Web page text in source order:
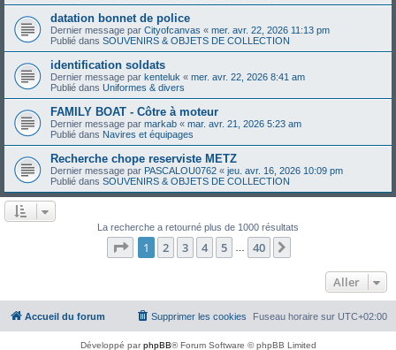
datation bonnet de police
Dernier message par Cityofcanvas « mer. avr. 22, 2026 11:13 pm
Publié dans SOUVENIRS & OBJETS DE COLLECTION
identification soldats
Dernier message par kenteluk « mer. avr. 22, 2026 8:41 am
Publié dans Uniformes & divers
FAMILY BOAT - Côtre à moteur
Dernier message par markab « mar. avr. 21, 2026 5:23 am
Publié dans Navires et équipages
Recherche chope reserviste METZ
Dernier message par PASCALOU0762 « jeu. avr. 16, 2026 10:09 pm
Publié dans SOUVENIRS & OBJETS DE COLLECTION
La recherche a retourné plus de 1000 résultats
Page 1sur40
1 2 3 4 5 40
Aller
Accueil du forum Fuseau horaire sur UTC+02:00
Supprimer les cookies
Développé parphpBB® Forum Software © phpBB Limited